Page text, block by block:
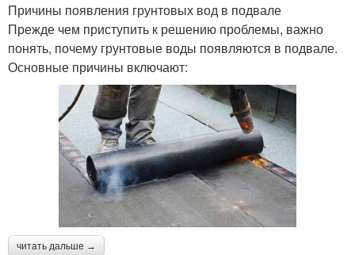
Причины появления грунтовых вод в подвале
Прежде чем приступить к решению проблемы, важно
понять, почему грунтовые воды появляются в подвале.
Основные причины включают:
читать дальше →